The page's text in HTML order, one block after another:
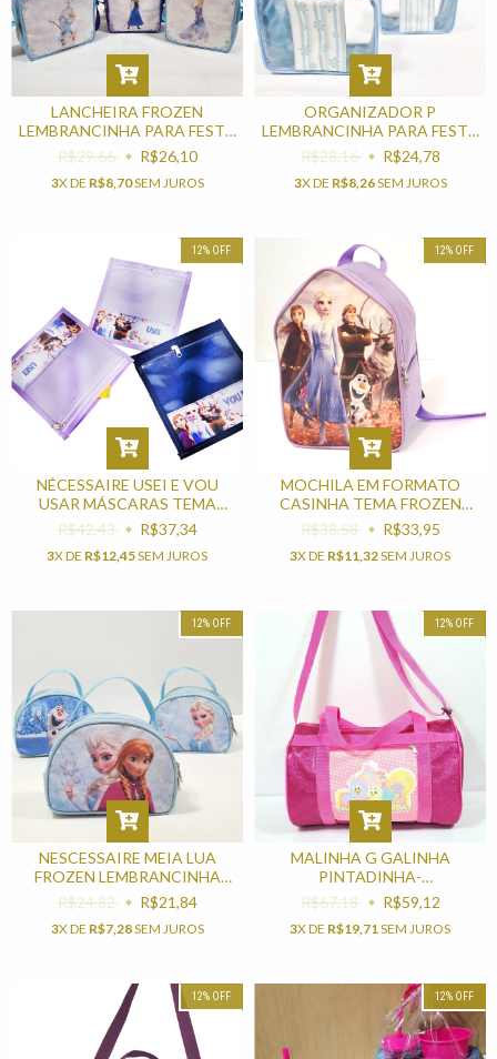
LANCHEIRA FROZEN
LEMBRANCINHA PARA FESTA
INFANTIL
R$29,66 R$26,10
3X DE R$8,70SEM JUROS
ORGANIZADOR P
LEMBRANCINHA PARA FESTA
ANIVERSÁRIO TEMA FROZEN
R$28,16 R$24,78
3X DE R$8,26SEM JUROS
12% OFF
NÉCESSAIRE USEI E VOU
USAR MÁSCARAS TEMA
FROZEN PARA
LEMBRANCINHAS DE
ANIVERSÁRIO
R$42,43 R$37,34
3X DE R$12,45SEM JUROS
12% OFF
MOCHILA EM FORMATO
CASINHA TEMA FROZEN
LEMBRANCINHA PARA FESTA
DE ANIVERSÁRIO
R$38,58 R$33,95
3X DE R$11,32SEM JUROS
12% OFF
NESCESSAIRE MEIA LUA
FROZEN LEMBRANCINHA
PERSONALIZADA PARA
FESTA INFANTIL
R$24,82 R$21,84
3X DE R$7,28SEM JUROS
12% OFF
MALINHA G GALINHA
PINTADINHA-
LEMBRANCINHA PARA FESTA
INFANTIL
R$67,18 R$59,12
3X DE R$19,71 SEM JUROS
12% OFF 12% OFF